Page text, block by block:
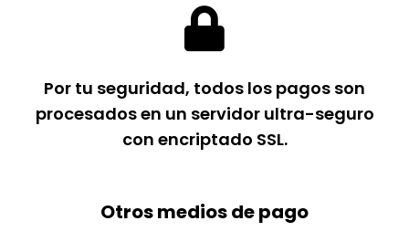
Por tu seguridad, todos los pagos son
procesados en un servidor ultra-seguro
con encriptado SSL.
Otros medios de pago